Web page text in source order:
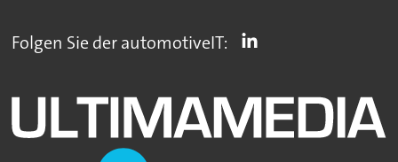
Folgen Sie der automotiveIT: